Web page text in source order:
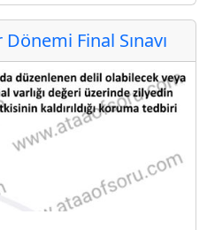
Final Sınavı